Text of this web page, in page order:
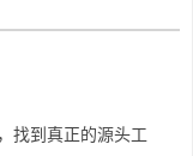
找到真正的源头工